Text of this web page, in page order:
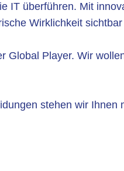
überführen. Mit
Wirklichkeit
Player. Wir
stehen wir